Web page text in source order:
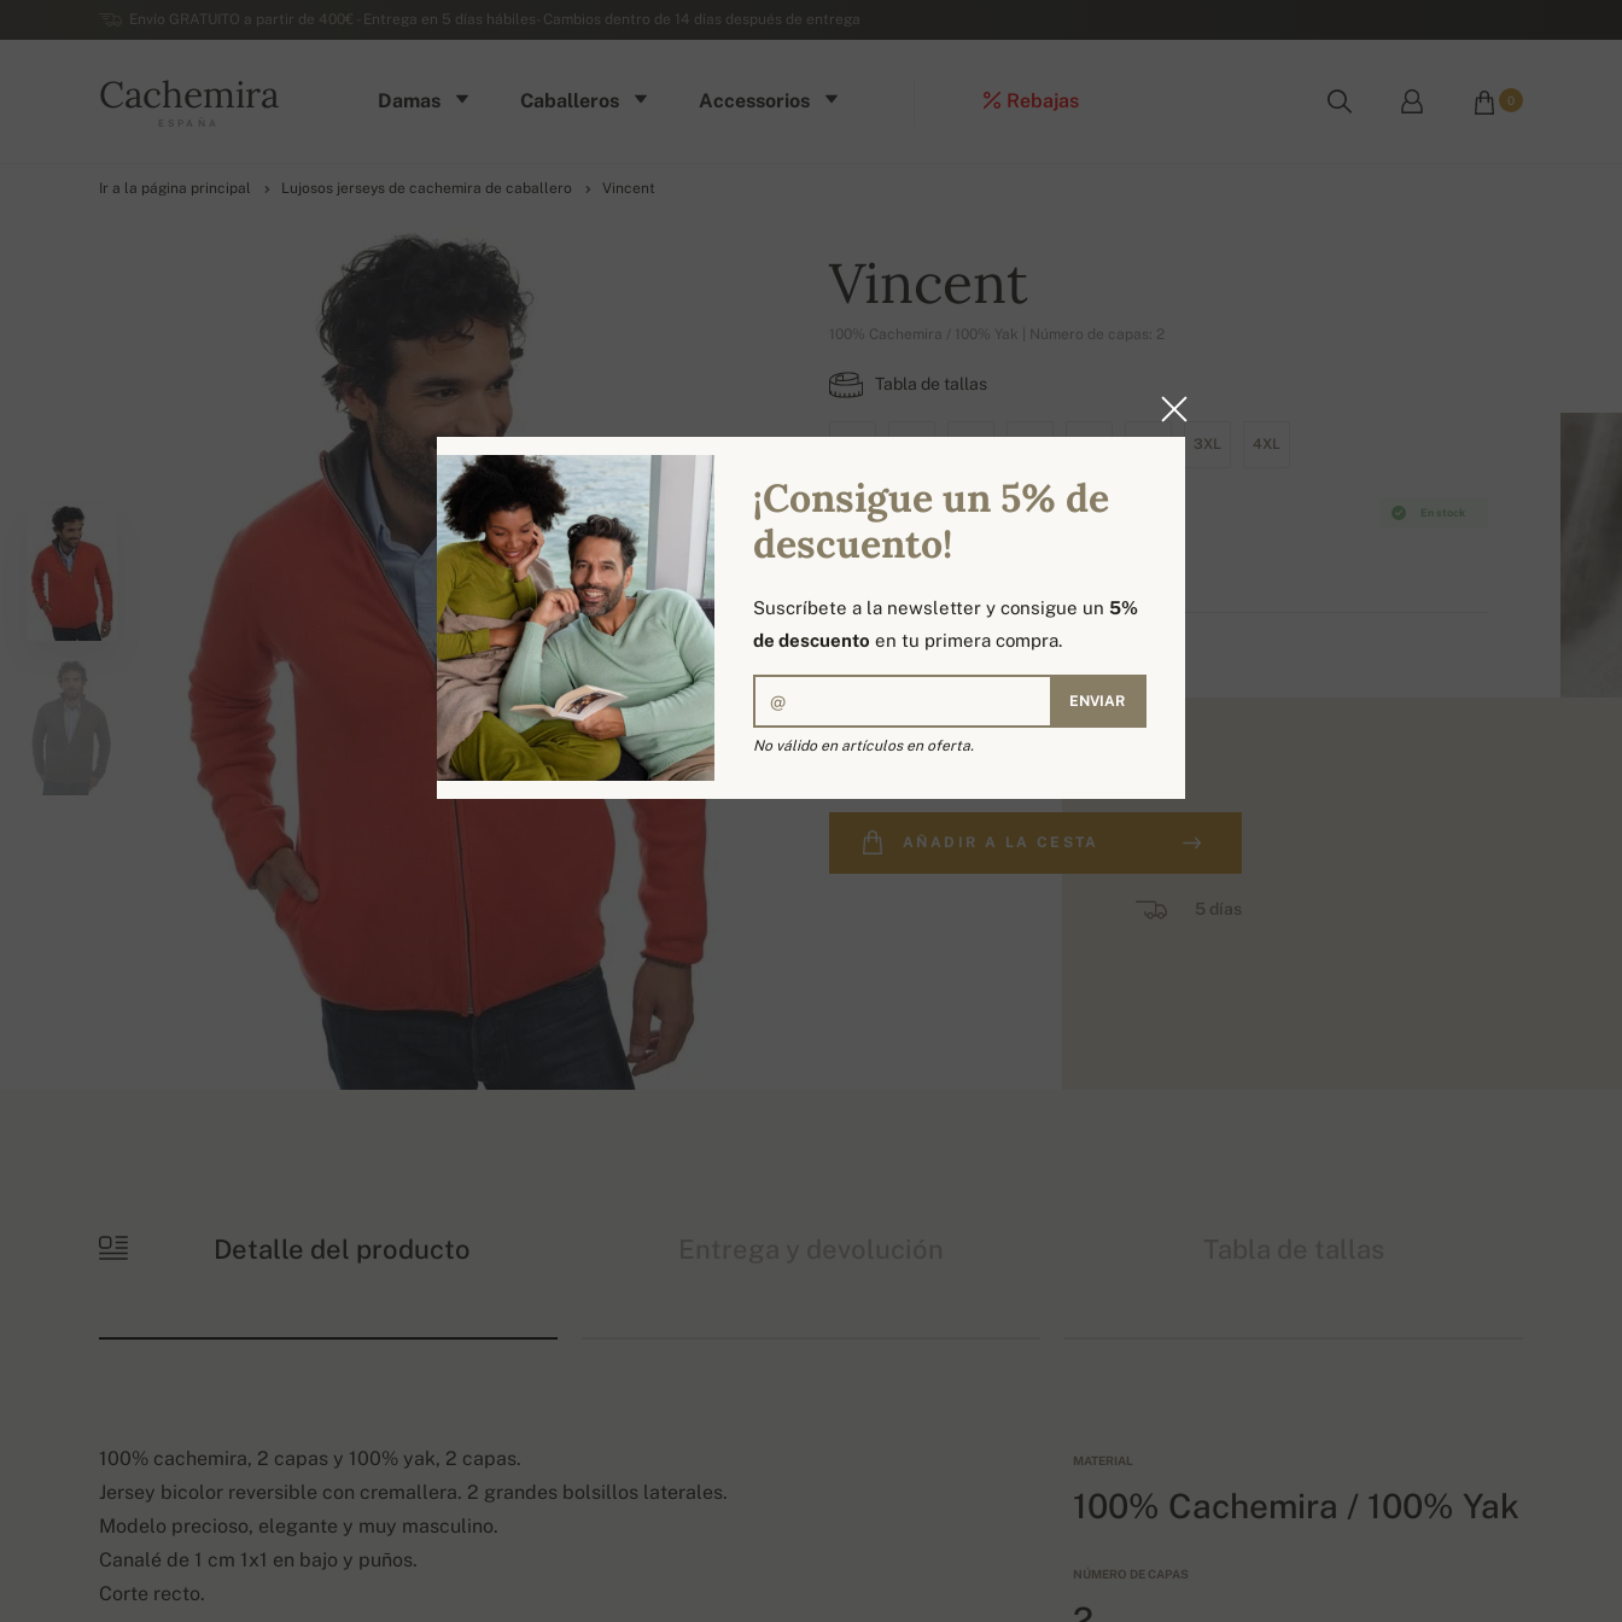
Envío GRATUITO a partir de 400€ - Entrega en 5 días hábiles- Cambios dentro de 14 días después de entrega
Cachemira
ESPAÑA
Damas Caballeros Accessorios Rebajas 0
Ir a la página principal Lujosos jerseys de cachemira de caballero Vincent
Vincent
100% Cachemira / 100% Yak | Número de capas: 2
Tabla de tallas
3XL 4XL
En stock
COLORES DISPONIBLES
619,00 €
AÑADIR A LA CESTA
5 días
Detalle del producto
100% cachemira, 2 capas y 100% yak, 2 capas.
Jersey bicolor reversible con cremallera. 2 grandes bolsillos laterales.
Modelo precioso, elegante y muy masculino.
Canalé de 1 cm 1x1 en bajo y puños.
Corte recto.
MATERIAL
100% Cachemira / 100% Yak
NÚMERO DE CAPAS
¡Consigue un 5% de
descuento!
Suscríbete a la newsletter y consigue un 5%
de descuento en tu primera compra.
ENVIAR
No válido en artículos en oferta.